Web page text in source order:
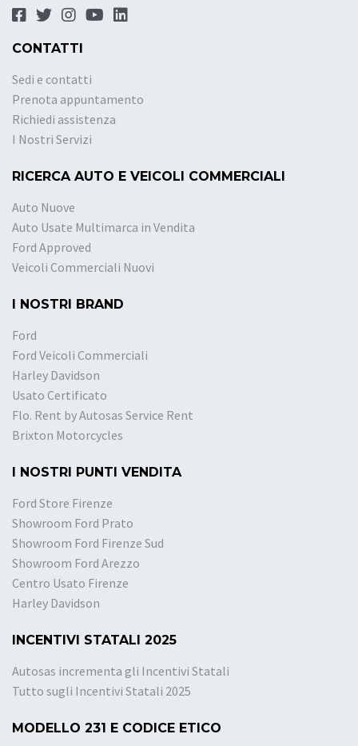
CONTATTI
Sedi e contatti
Prenota appuntamento
Richiedi assistenza
I Nostri Servizi
RICERCA AUTO E VEICOLI COMMERCIALI
Auto Nuove
Auto Usate Multimarca in Vendita
Ford Approved
Veicoli Commerciali Nuovi
I NOSTRI BRAND
Ford
Ford Veicoli Commerciali
Harley Davidson
Usato Certificato
Flo. Rent by Autosas Service Rent
Brixton Motorcycles
I NOSTRI PUNTI VENDITA
Ford Store Firenze
Showroom Ford Prato
Showroom Ford Firenze Sud
Showroom Ford Arezzo
Centro Usato Firenze
Harley Davidson
INCENTIVI STATALI 2025
Autosas incrementa gli Incentivi Statali
Tutto sugli Incentivi Statali 2025
MODELLO 231 E CODICE ETICO